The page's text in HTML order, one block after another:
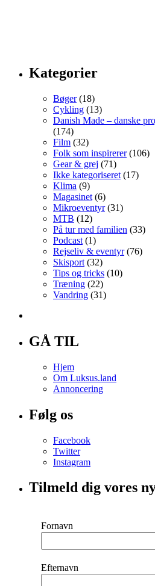
Kategorier
Bøger(18)
Cykling (13)
Danish Made – danske
(174)
Film (32)
Folk som inspirerer(106)
Gear & grej (71)
Ikke kategoriseret (17)
Klima (9)
Magasinet (6)
Mikroeventyr(31)
MTB (12)
På tur med familien (33)
Podcast (1)
Rejseliv & eventyr(76)
Skisport (32)
Tips og tricks (10)
Træning (22)
Vandring (31)
GÅ TIL
Hjem
Om Luksus.land
Annoncering
Følg os
Facebook
Twitter
Instagram
Tilmeld dig vores
Fornavn
Efternavn